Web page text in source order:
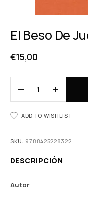
El Beso De
€15,00
ADD TO WISHLIST
SKU: 9788425228322
DESCRIPCIÓN
Autor